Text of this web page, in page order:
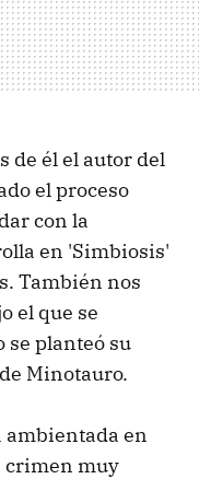
de él el autor del
el proceso
con la
en 'Simbiosis'
También nos
el que se
se planteó su
Minotauro.
en
crimen muy